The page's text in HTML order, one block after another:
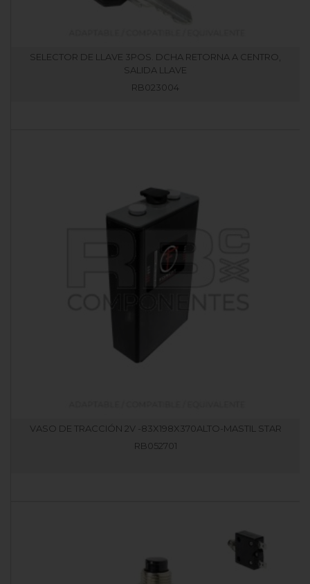
SELECTOR DE LLAVE 3POS. DCHA RETORNA A CENTRO,
SALIDA LLAVE
RB023004
VASO DE TRACCIÓN 2V -83X198X370ALTO-MASTIL STAR
RB052701